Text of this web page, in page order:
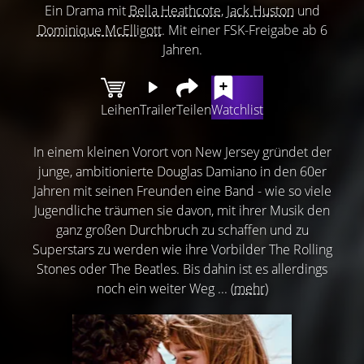
Ein Drama mit Bella Heathcote, Jack Hustonund
Dominique McElligott. Mit einer FSK-Freigabe ab 6
Jahren.
LeihenTrailerTeilenWatchlist
In einem kleinen Vorort von New Jersey gründet der
junge, ambitionierte Douglas Damiano in den 60er
Jahren mit seinen Freunden eine Band - wie so viele
Jugendliche träumen sie davon, mit ihrer Musik den
ganz großen Durchbruch zu schaffen und zu
Superstars zu werden wie ihre Vorbilder The Rolling
Stones oder The Beatles. Bis dahin ist es allerdings
noch ein weiter Weg ... (mehr)